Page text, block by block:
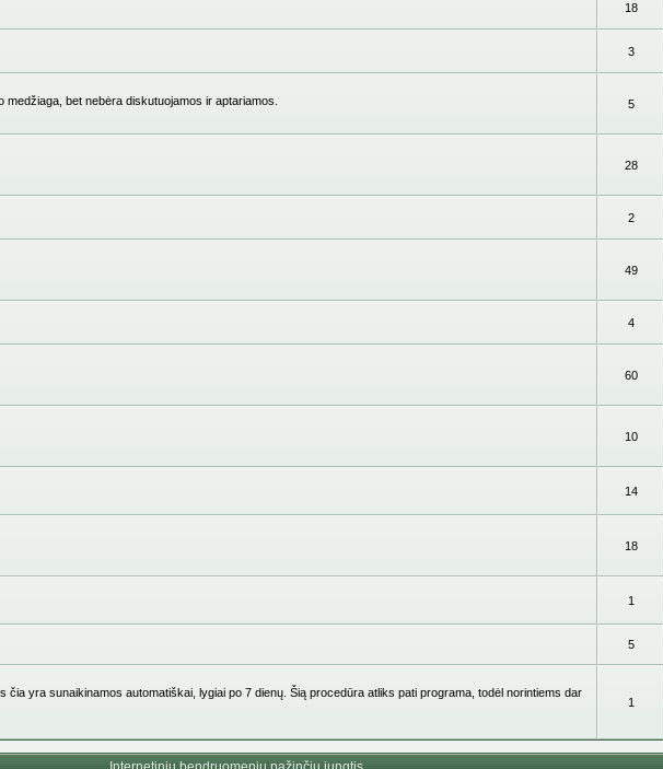
18
3
bet nebėra diskutuojamos ir aptariamos.
5
28
2
49
4
60
10
14
18
1
5
yra sunaikinamos automatiškai, lygiai po 7 dienų. Šią procedūra atliks pati programa, todėl norintiems dar
1